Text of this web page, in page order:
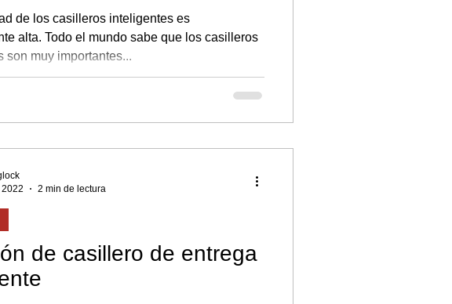
de los casilleros inteligentes es
alta. Todo el mundo sabe que los casilleros
son muy importantes...
de casillero de entrega
2 min de lectura